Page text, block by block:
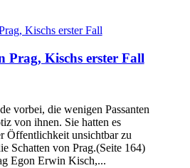
Prag, Kischs erster Fall
vorbei, die wenigen Passanten
von ihnen. Sie hatten es
Öffentlichkeit unsichtbar zu
Schatten von Prag.(Seite 164)
Egon Erwin Kisch,...